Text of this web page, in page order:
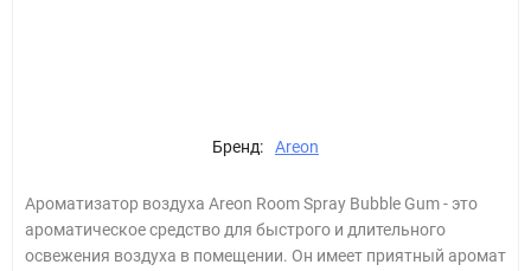
Бренд: Areon
Ароматизатор воздуха Areon Room Spray Bubble Gum - это
ароматическое средство для быстрого и длительного
освежения воздуха в помещении. Он имеет приятный аромат